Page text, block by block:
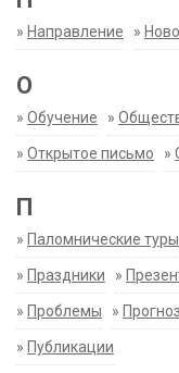
» Направление »
О
» Обучение »
» Открытое письмо »
П
» Паломнические туры
» Праздники »
» Проблемы »
» Публикации